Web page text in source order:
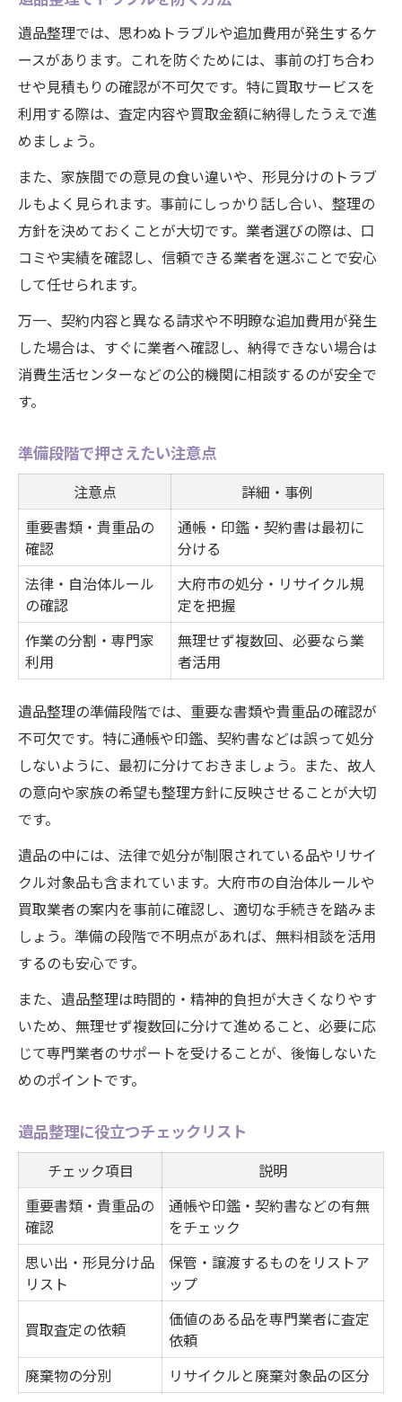
遺品整理では、思わぬトラブルや追加費用が発生するケ
ースがあります。これを防ぐためには、事前の打ち合わ
せや見積もりの確認が不可欠です。特に買取サービスを
利用する際は、査定内容や買取金額に納得したうえで進
めましょう。
また、家族間での意見の食い違いや、形見分けのトラブ
ルもよく見られます。事前にしっかり話し合い、整理の
方針を決めておくことが大切です。業者選びの際は、口
コミや実績を確認し、信頼できる業者を選ぶことで安心
して任せられます。
万一、契約内容と異なる請求や不明瞭な追加費用が発生
した場合は、すぐに業者へ確認し、納得できない場合は
消費生活センターなどの公的機関に相談するのが安全で
す。
準備段階で押さえたい注意点
注意点
詳細・事例
重要書類・貴重品の
確認
通帳・印鑑・契約書は最初に
分ける
法律・自治体ルール
の確認
大府市の処分・リサイクル規
定を把握
作業の分割・専門家
利用
無理せず複数回、必要なら業
者活用
遺品整理の準備段階では、重要な書類や貴重品の確認が
不可欠です。特に通帳や印鑑、契約書などは誤って処分
しないように、最初に分けておきましょう。また、故人
の意向や家族の希望も整理方針に反映させることが大切
です。
遺品の中には、法律で処分が制限されている品やリサイ
クル対象品も含まれています。大府市の自治体ルールや
買取業者の案内を事前に確認し、適切な手続きを踏みま
しょう。準備の段階で不明点があれば、無料相談を活用
するのも安心です。
また、遺品整理は時間的・精神的負担が大きくなりやす
いため、無理せず複数回に分けて進めること、必要に応
じて専門業者のサポートを受けることが、後悔しないた
めのポイントです。
遺品整理に役立つチェックリスト
チェック項目
説明
重要書類・貴重品の
確認
通帳や印鑑・契約書などの有無
をチェック
思い出・形見分け品
リスト
保管・譲渡するものをリストア
ップ
買取査定の依頼
価値のある品を専門業者に査定
依頼
廃棄物の分別
リサイクルと廃棄対象品の区分